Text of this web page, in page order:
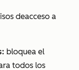
deacceso a
bloquea el
todos los